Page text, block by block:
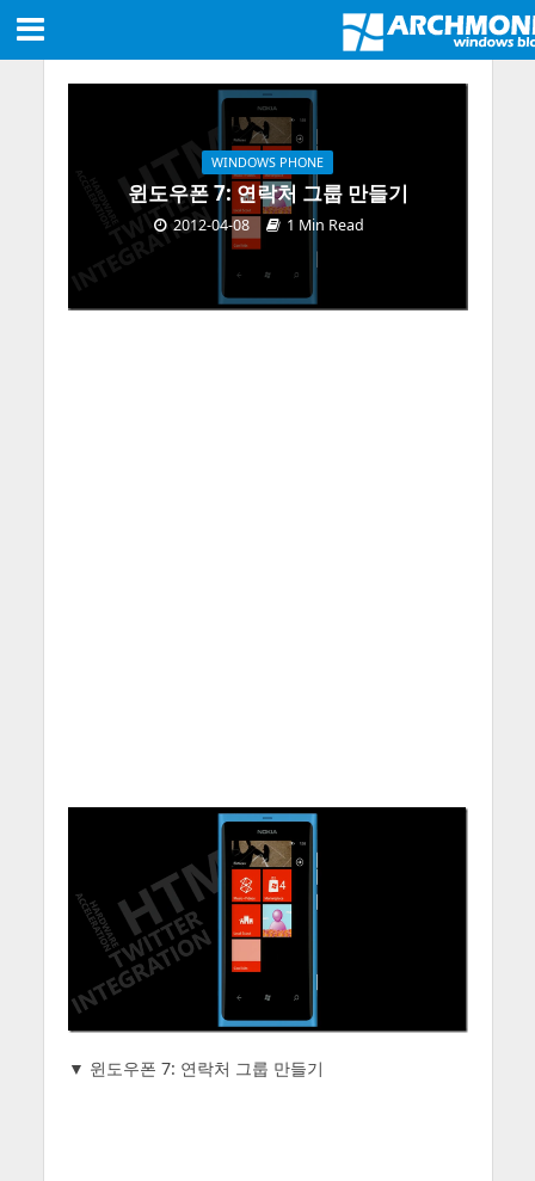
WINDOWS PHONE
윈도우폰 7: 연락처 그룹 만들기
2012-04-08 1 Min Read
▼ 윈도우폰 7: 연락처 그룹 만들기